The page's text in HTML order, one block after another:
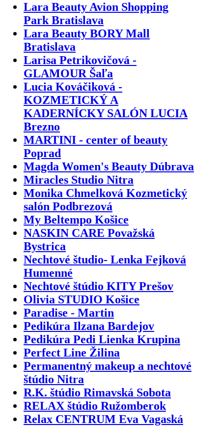
Lara Beauty Avion Shopping
Park Bratislava
Lara Beauty BORY Mall
Bratislava
Larisa Petrikovičová -
GLAMOUR Šaľa
Lucia Kováčiková -
KOZMETICKÝ A
KADERNÍCKY SALÓN LUCIA
Brezno
MARTINI - center of beauty
Poprad
Magda Women's Beauty Dúbrava
Miracles Studio Nitra
Monika Chmelková Kozmetický
salón Podbrezová
My Beltempo Košice
NASKIN CARE Považská
Bystrica
Nechtové študio- Lenka Fejková
Humenné
Nechtové štúdio KITY Prešov
Olivia STUDIO Košice
Paradise - Martin
Pedikúra Ilzana Bardejov
Pedikúra Pedi Lienka Krupina
Perfect Line Žilina
Permanentný makeup a nechtové
štúdio Nitra
R.K. štúdio Rimavská Sobota
RELAX štúdio Ružomberok
Relax CENTRUM Eva Vagaská